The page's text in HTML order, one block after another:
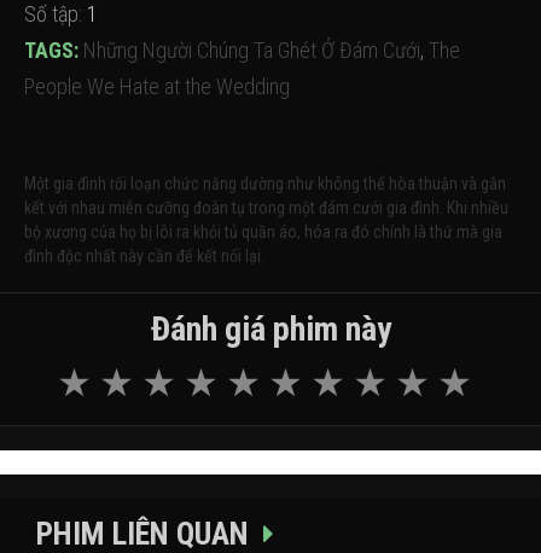
Số tập: 1
TAGS: Những Người Chúng Ta Ghét Ở Đám Cưới, The
People We Hate at the Wedding
Một gia đình rối loạn chức năng dường như không thể hòa thuận và gắn
kết với nhau miễn cưỡng đoàn tụ trong một đám cưới gia đình. Khi nhiều
bộ xương của họ bị lôi ra khỏi tủ quần áo, hóa ra đó chính là thứ mà gia
đình độc nhất này cần để kết nối lại.
Đánh giá phim này
PHIM LIÊN QUAN